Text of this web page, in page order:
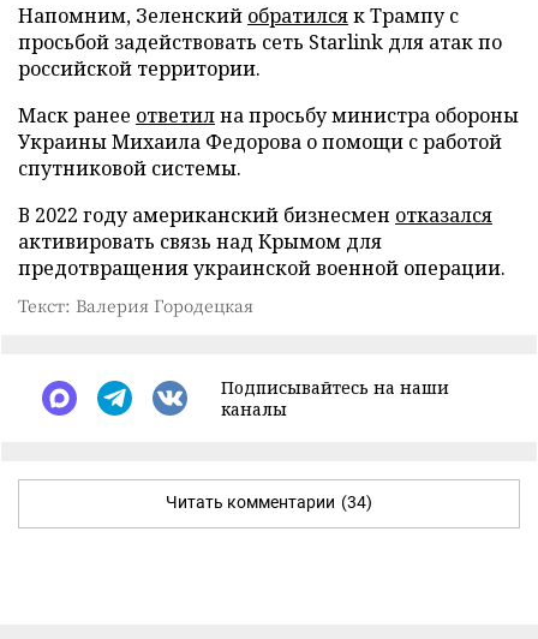
Напомним, Зеленский обратилсяк Трампу с
просьбой задействовать сеть Starlink для атак по
российской территории.
Маск ранее ответилна просьбу министра обороны
Украины Михаила Федорова о помощи с работой
спутниковой системы.
В 2022 году американский бизнесмен отказался
активировать связь над Крымом для
предотвращения украинской военной операции.
Текст: Валерия Городецкая
Подписывайтесь на наши
каналы
Читать комментарии (34)